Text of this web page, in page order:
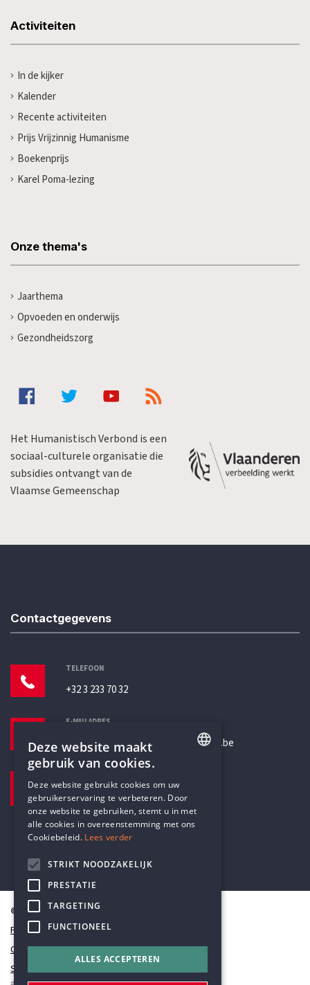
Activiteiten
In de kijker
Kalender
Recente activiteiten
Prijs Vrijzinnig Humanisme
Boekenprijs
Karel Poma-lezing
Onze thema's
Jaarthema
Opvoeden en onderwijs
Gezondheidszorg
Het Humanistisch Verbond is een
sociaal-culturele organisatie die
subsidies ontvangt van de
Vlaamse Gemeenschap
Contactgegevens
TELEFOON
+32 3 233 70 32
E-MAILADRES
secretariaat@humanistischverbond.be
Pottenbrug 4
Antwerpen, 2000
© Humanistisch Verbond 2026
Privacy
Cookiestatement
Sitemap
DUTCH
Deze website maakt
gebruik van cookies.
Deze website gebruikt cookies om uw
gebruikerservaring te verbeteren. Door
onze website te gebruiken, stemt u in met
alle cookies in overeenstemming met ons
Cookiebeleid. Lees verder
STRIKT NOODZAKELIJK
PRESTATIE
TARGETING
FUNCTIONEEL
ALLES ACCEPTEREN